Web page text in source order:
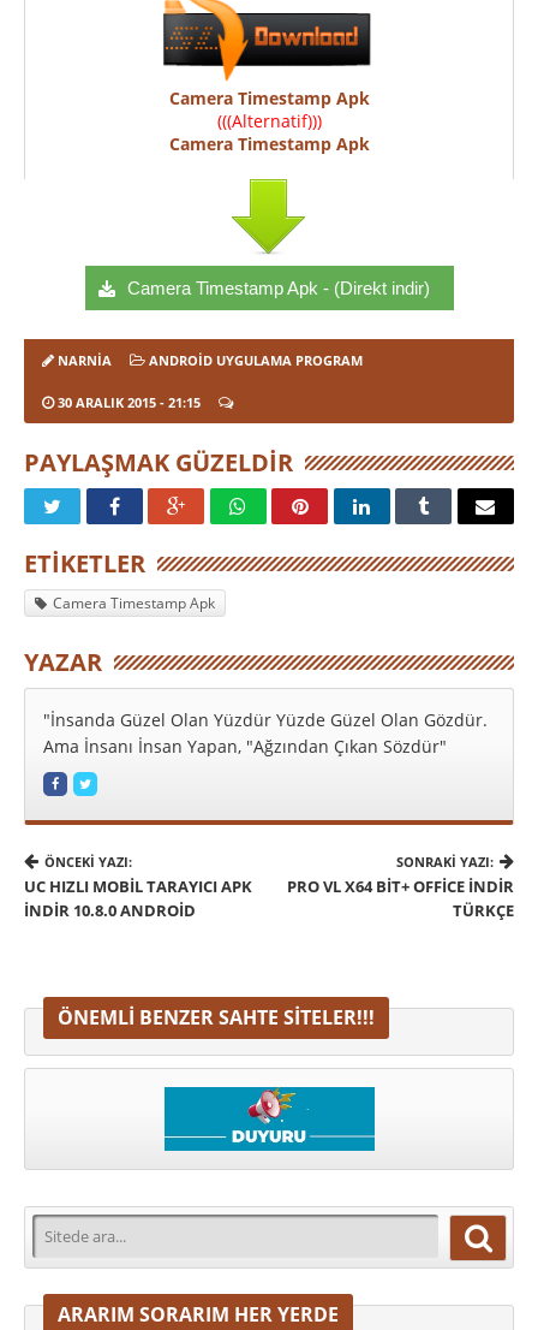
Camera Timestamp Apk
(((Alternatif)))
Camera Timestamp Apk
Camera Timestamp Apk - (Direkt indir)
NARNIA ANDROID UYGULAMA PROGRAM
30 ARALIK 2015 - 21:15
PAYLAŞMAK GÜZELDIR
ETIKETLER
Camera Timestamp Apk
YAZAR
"İnsanda Güzel Olan Yüzdür Yüzde Güzel Olan Gözdür.
Ama İnsanı İnsan Yapan, "Ağzından Çıkan Sözdür"
ÖNCEKI YAZI:
UC HIZLI MOBIL TARAYICI APK
İNDIR 10.8.0 ANDROID
SONRAKI YAZI:
PRO VL X64 BIT+ OFFICE İNDIR
TÜRKÇE
ÖNEMLI BENZER SAHTE SITELER!!!
ARARIM SORARIM HER YERDE